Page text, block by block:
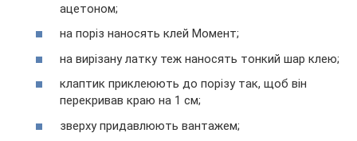
ацетоном;
на поріз наносять клей Момент;
на вирізану латку теж наносять тонкий шар клею;
клаптик приклеюють до порізу так, щоб він
перекривав краю на 1 см;
зверху придавлюють вантажем;